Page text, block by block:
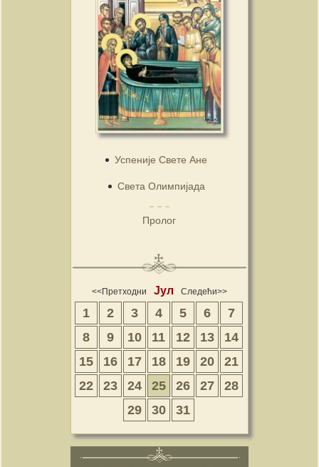
Успеније Свете Ане
Света Олимпијада
Пролог
<<Претходни Јул Следећи>>
1 2 3 4 5 6
7
8
9 10 11 12 13
14
15
16 17 18 19 20
21
22
23 24 25 26 27
28
29
30 31